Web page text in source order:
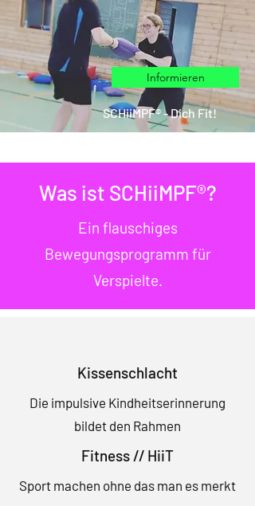
Informieren
SCHiiMPF® - Dich Fit!
Was ist SCHiiMPF®?
Ein flauschiges
Bewegungsprogramm für
Verspielte.
Kissenschlacht
Die impulsive Kindheitserinnerung
bildet den Rahmen
Fitness // HiiT
Sport machen ohne das man es merkt